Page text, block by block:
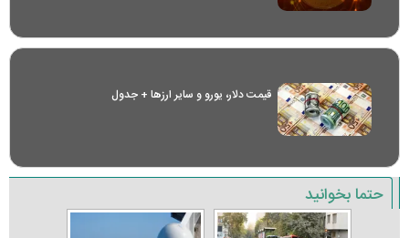
قیمت دلار، یورو و سایر ارز‌ها + جدول
حتما بخوانید